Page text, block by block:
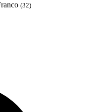
(32)